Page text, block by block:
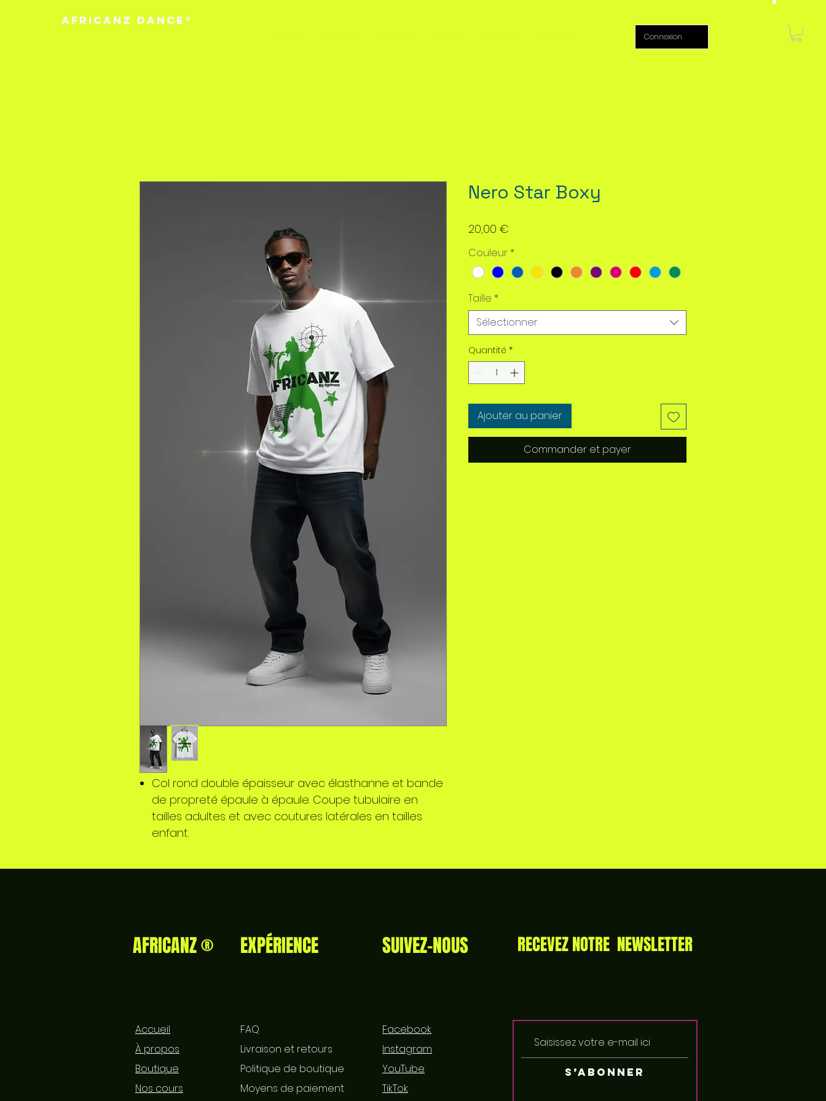
Africanz Dance®
Connexion
Col rond double épaisseur avec élasthanne et bande
de propreté épaule à épaule. Coupe tubulaire en
tailles adultes et avec coutures latérales en tailles
enfant.
Nero Star Boxy
20,00 €
Couleur *
Taille *
Sélectionner
Quantité *
Ajouter au panier
Commander et payer
AFRICANZ ® EXPÉRIENCE SUIVEZ-NOUS RECEVEZ NOTRE NEWSLETTER
Accueil
À propos
Boutique
Nos cours
FAQ
Livraison et retours
Politique de boutique
Moyens de paiement
Facebook
Instagram
YouTube
TikTok
S’abonner